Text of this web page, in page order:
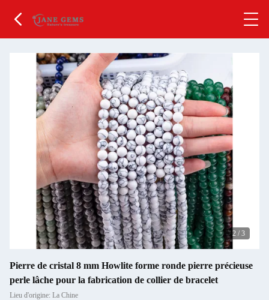
2 / 3
Pierre de cristal 8 mm Howlite forme ronde pierre précieuse
perle lâche pour la fabrication de collier de bracelet
Lieu d'origine: La Chine